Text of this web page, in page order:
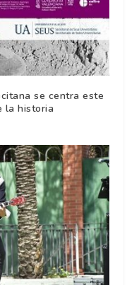
se centra este
la historia